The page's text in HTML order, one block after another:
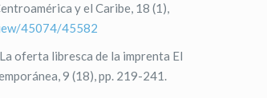
y el Caribe, 18 (1),
45074/45582
oferta libresca de la imprenta El
9 (18), pp. 219-241.